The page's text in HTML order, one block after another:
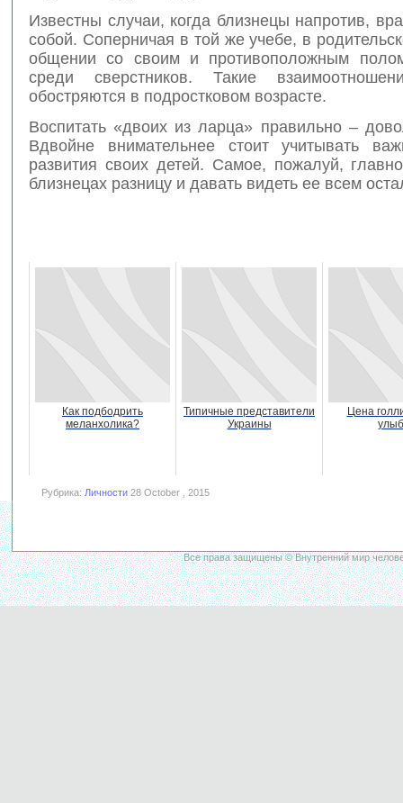
Известны случаи, когда близнецы напротив,
собой. Соперничая в той же учебе, в
общении со своим и противоположным
среди сверстников. Такие
обостряются в подростковом возрасте.
Воспитать «двоих из ларца» правильно –
Вдвойне внимательнее стоит учитывать
развития своих детей. Самое, пожалуй,
близнецах разницу и давать видеть ее всем
Как подбодрить
меланхолика?
Типичные представители
Украины
Цена
Рубрика: Личности 28 October , 2015
Все права защищены © Внутренний мир